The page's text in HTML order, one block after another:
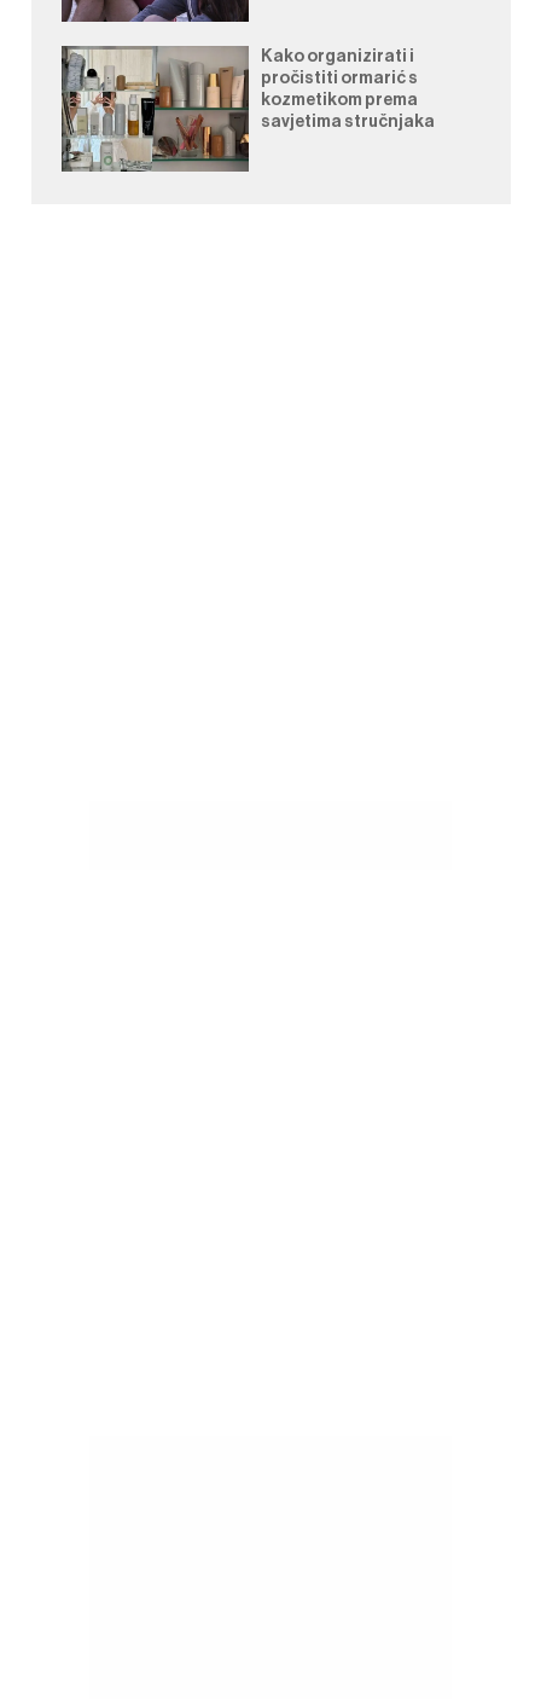
Kako organizirati i
pročistiti ormarić s
kozmetikom prema
savjetima stručnjaka